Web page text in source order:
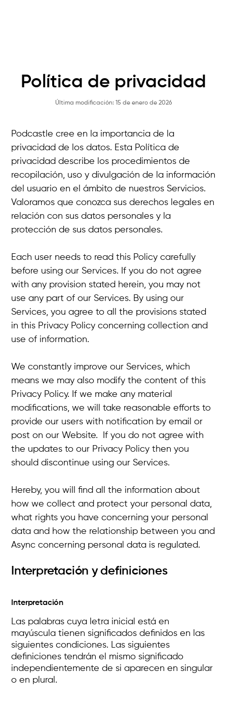
Política de privacidad
Última modificación: 15 de enero de 2026
Podcastle cree en la importancia de la
privacidad de los datos. Esta Política de
privacidad describe los procedimientos de
recopilación, uso y divulgación de la información
del usuario en el ámbito de nuestros Servicios.
Valoramos que conozca sus derechos legales en
relación con sus datos personales y la
protección de sus datos personales.
Each user needs to read this Policy carefully
before using our Services. If you do not agree
with any provision stated herein, you may not
use any part of our Services. By using our
Services, you agree to all the provisions stated
in this Privacy Policy concerning collection and
use of information.
We constantly improve our Services, which
means we may also modify the content of this
Privacy Policy. If we make any material
modifications, we will take reasonable efforts to
provide our users with notification by email or
post on our Website. If you do not agree with
the updates to our Privacy Policy then you
should discontinue using our Services.
Hereby, you will find all the information about
how we collect and protect your personal data,
what rights you have concerning your personal
data and how the relationship between you and
Async concerning personal data is regulated.
Interpretación y definiciones
Interpretación
Las palabras cuya letra inicial está en
mayúscula tienen significados definidos en las
siguientes condiciones. Las siguientes
definiciones tendrán el mismo significado
independientemente de si aparecen en singular
o en plural.